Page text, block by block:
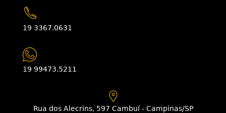
19 3367.0631
19 99473.5211
Rua dos Alecrins, 597 Cambuí - Campinas/SP